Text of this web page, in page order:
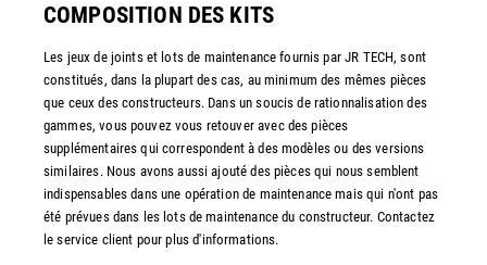
COMPOSITION DES KITS
Les jeux de joints et lots de maintenance fournis par JR TECH, sont
constitués, dans la plupart des cas, au minimum des mêmes pièces
que ceux des constructeurs. Dans un soucis de rationnalisation des
gammes, vous pouvez vous retouver avec des pièces
supplémentaires qui correspondent à des modèles ou des versions
similaires. Nous avons aussi ajouté des pièces qui nous semblent
indispensables dans une opération de maintenance mais qui n'ont pas
été prévues dans les lots de maintenance du constructeur. Contactez
le service client pour plus d'informations.